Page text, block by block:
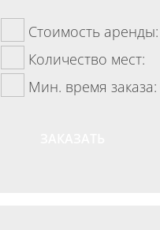
Стоимость аренды:
Количество мест:
Мин. время заказа: